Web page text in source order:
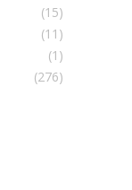
(15)
(11)
(1)
(276)